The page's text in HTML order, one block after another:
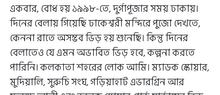
একবার, বোধ হয় ১৯৯৮-তে, দুর্গাপূজার সময় ঢাকায়।
দিনের বেলায় গিয়েছি ঢাকেশ্বরী মন্দিরে পুজো দেখতে,
কেননা রাতে অসম্ভব ভিড় হয় শুনেছি। কিন্তু দিনের
বেলাতেও যে এমন অভাবিত ভিড় হবে, কল্পনা করতে
পারিনি। কলকাতা শহরের লোক আমি। ম্যাডক স্কোয়ার,
মুদিয়ালি, সুরুচি সংঘ, গড়িয়াহাট এভারগ্রিন আর